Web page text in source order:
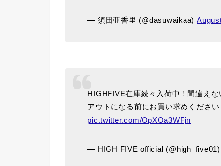
— 須田亜香里 (@dasuwaikaa)
HIGHFIVE在庫続々入荷中！間違え
アウトになる前にお買い求めくださ
pic.twitter.com/OpXOa3WFjn
— HIGH FIVE official